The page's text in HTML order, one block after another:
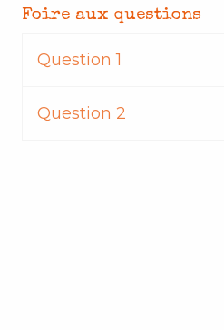
Foire aux questions
Question 1
Question 2